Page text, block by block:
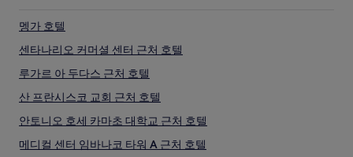
멩가 호텔
센타나리오 커머셜 센터 근처 호텔
루가르 아 두다스 근처 호텔
산 프란시스코 교회 근처 호텔
안토니오 호세 카마초 대학교 근처 호텔
메디컬 센터 임바나코 타워 A 근처 호텔